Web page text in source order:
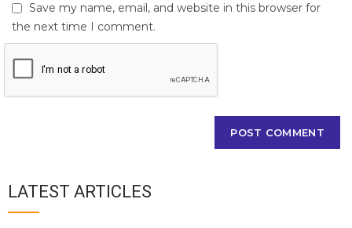
Save my name, email, and website in this browser for
the next time I comment.
LATEST ARTICLES